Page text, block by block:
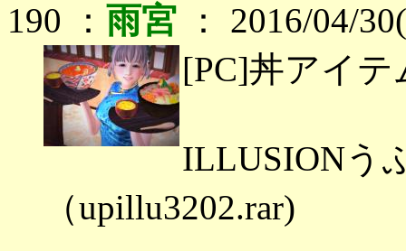
190 ： 雨宮 ： 2016/04/
[PC]丼アイ
ILLUSIONう
（upillu3202.rar)